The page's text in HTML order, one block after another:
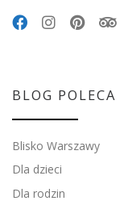
BLOG POLECA
Blisko Warszawy
Dla dzieci
Dla rodzin